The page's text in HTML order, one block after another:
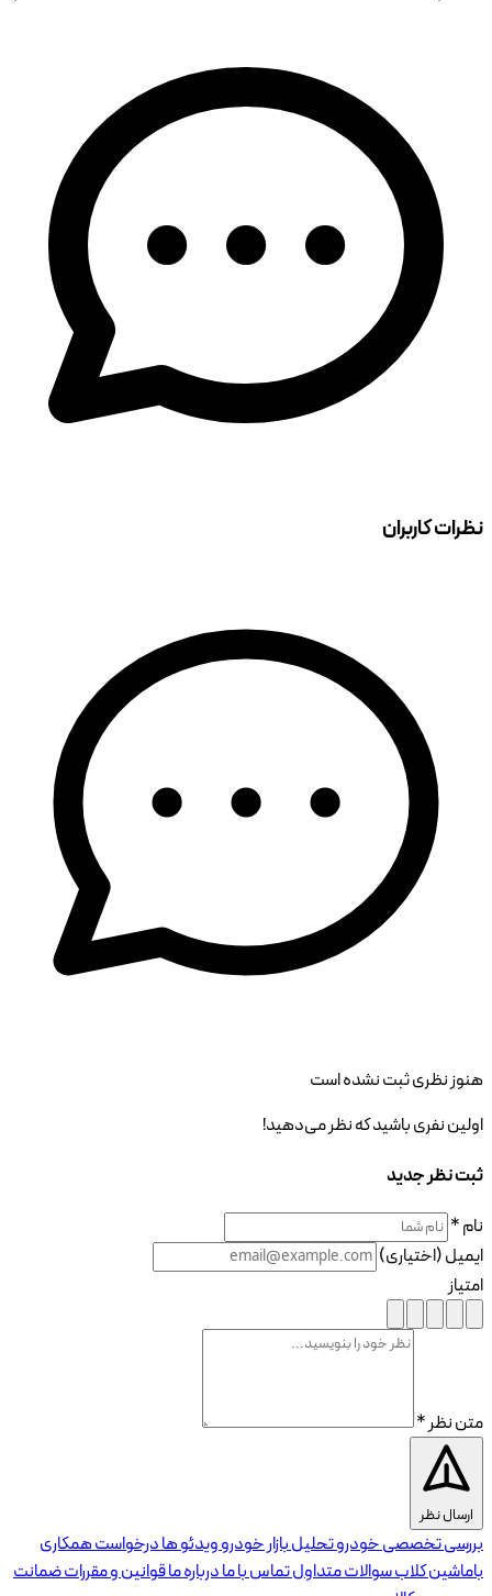
نظرات کاربران
هنوز نظری ثبت نشده است
اولین نفری باشید که نظر می‌دهید!
ثبت نظر جدید
نام *
ایمیل (اختیاری)
امتیاز
متن نظر *
ارسال نظر
بررسی تخصصی خودروتحلیل بازار خودروویدئو هادرخواست همکاری
باماشین کلابسوالات متداولتماس با مادرباره ماقوانین و مقرراتضمانت